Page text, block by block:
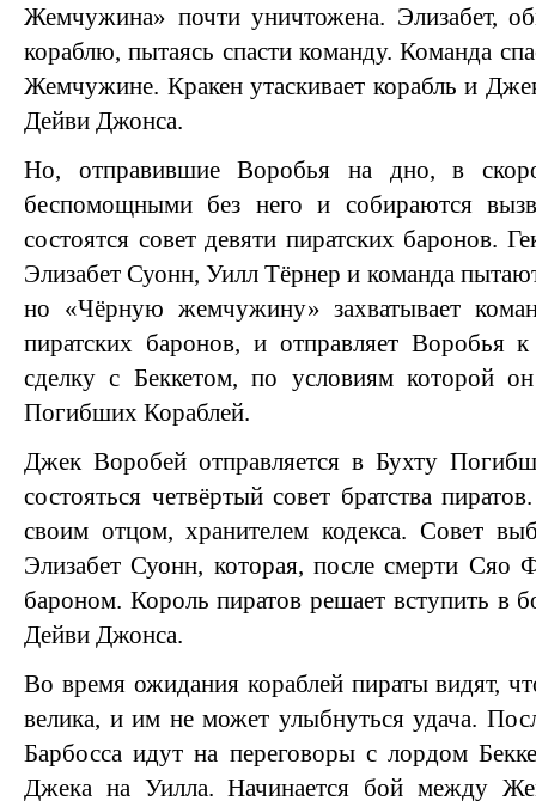
Жемчужина» почти уничтожена. Элизабет,
кораблю, пытаясь спасти команду. Команда
Жемчужине. Кракен утаскивает корабль и
Дейви Джонса.
Но, отправившие Воробья на дно, в
беспомощными без него и собираются
состоятся совет девяти пиратских баронов.
Элизабет Суонн, Уилл Тёрнер и команда
но «Чёрную жемчужину» захватывает
пиратских баронов, и отправляет Воробья
сделку с Беккетом, по условиям которой
Погибших Кораблей.
Джек Воробей отправляется в Бухту
состояться четвёртый совет братства
своим отцом, хранителем кодекса. Совет
Элизабет Суонн, которая, после смерти Сяо
бароном. Король пиратов решает вступить в
Дейви Джонса.
Во время ожидания кораблей пираты видят,
велика, и им не может улыбнуться удача.
Барбосса идут на переговоры с лордом
Джека на Уилла. Начинается бой между